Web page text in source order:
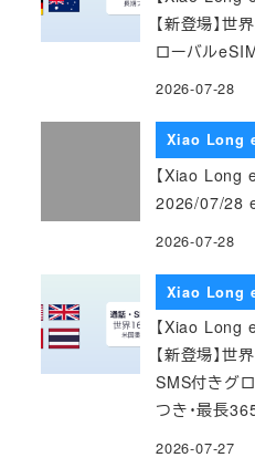
【新登場】世
ローバル
2026-07-28
Xiao Long
【Xiao Long
2026/07/28
2026-07-28
Xiao Long
【Xiao Long
【新登場】世
SMS付きグ
つき・最長
2026-07-27